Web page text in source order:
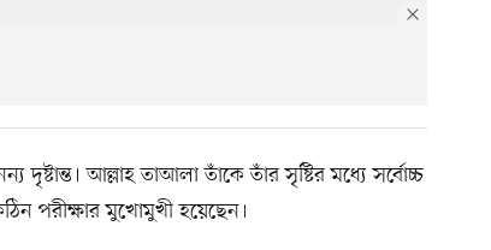
আল্লাহ তাআলা তাঁকে তাঁর সৃষ্টির মধ্যে সর্বোচ্চ
পরীক্ষার মুখোমুখী হয়েছেন।